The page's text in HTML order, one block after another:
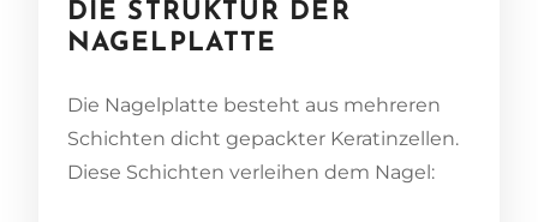
DIE STRUKTUR DER
NAGELPLATTE
Die Nagelplatte besteht aus mehreren
Schichten dicht gepackter Keratinzellen.
Diese Schichten verleihen dem Nagel: